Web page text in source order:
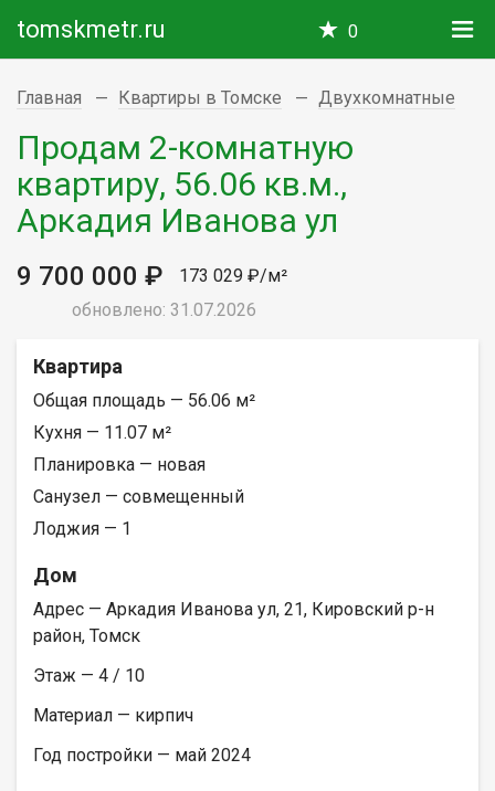
tomskmetr.ru 0
Главная Квартиры в Томске Двухкомнатные
Продам 2-комнатную
квартиру, 56.06 кв.м.,
Аркадия Иванова ул
9 700 000 ₽
173 029 ₽/м²
обновлено: 31.07.2026
Квартира
Общая площадь — 56.06 м²
Кухня — 11.07 м²
Планировка — новая
Санузел — совмещенный
Лоджия — 1
Дом
Адрес — Аркадия Иванова ул, 21, Кировский р-н
район, Томск
Этаж — 4 / 10
Материал — кирпич
Год постройки — май 2024